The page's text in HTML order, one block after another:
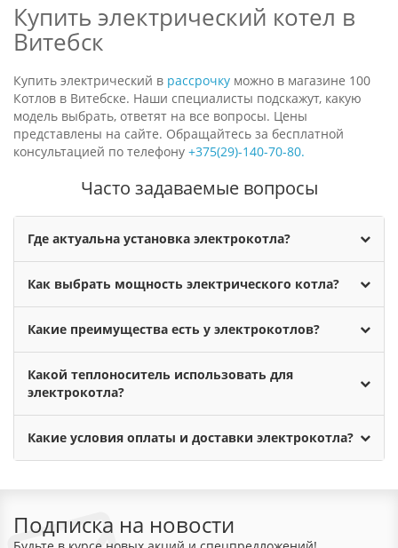
Купить электрический котел в
Витебск
Купить электрический в рассрочку можно в магазине 100
Котлов в Витебске. Наши специалисты подскажут, какую
модель выбрать, ответят на все вопросы. Цены
представлены на сайте. Обращайтесь за бесплатной
консультацией по телефону +375(29)-140-70-80.
Часто задаваемые вопросы
Где актуальна установка электрокотла?
Как выбрать мощность электрического котла?
Какие преимущества есть у электрокотлов?
Какой теплоноситель использовать для
электрокотла?
Какие условия оплаты и доставки электрокотла?
Подписка на новости